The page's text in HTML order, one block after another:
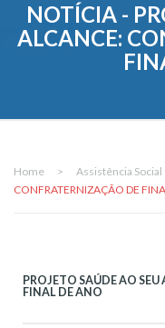
NOTÍCIA -
ALCANCE:
Home > Assistência Social
CONFRATERNIZAÇÃO DE
PROJETO SAÚDE AO
FINAL DE ANO